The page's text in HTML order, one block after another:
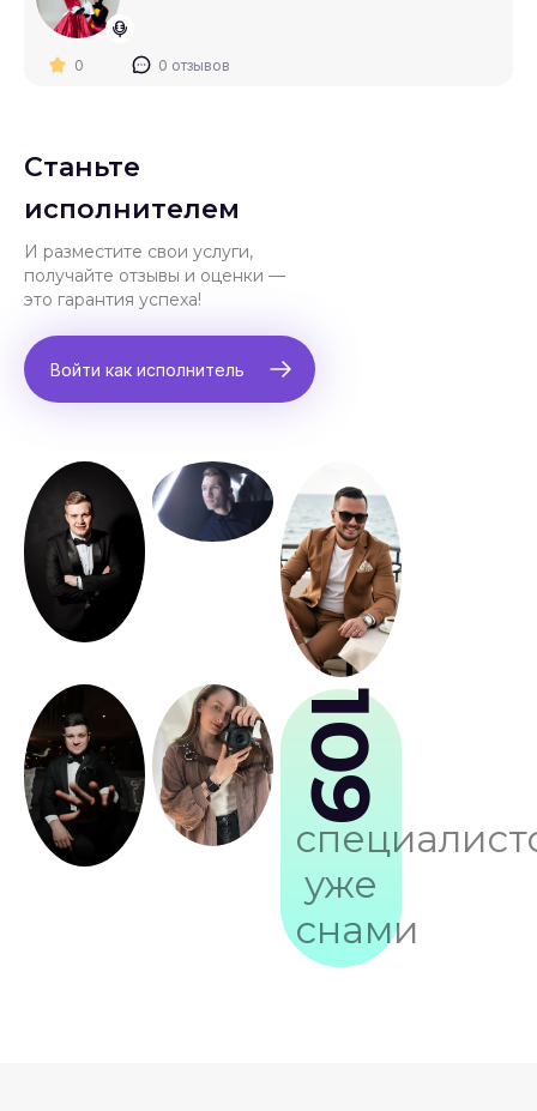
0 0 отзывов
Станьте
исполнителем
И разместите свои услуги,
получайте отзывы и оценки —
это гарантия успеха!
Войти как исполнитель
109
уже
снами